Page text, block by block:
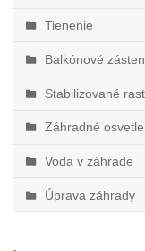
Tienenie
Balkónové
Stabilizované
Záhradné
Voda v záhrade
Úprava záhrady